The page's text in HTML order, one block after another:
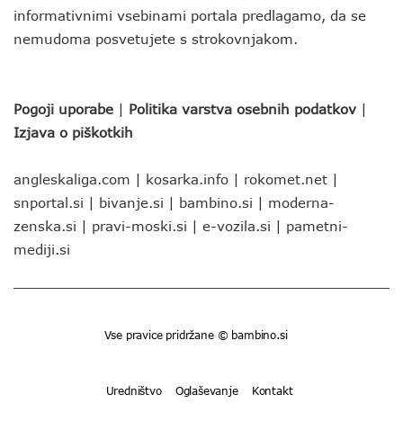
informativnimi vsebinami portala predlagamo, da se
nemudoma posvetujete s strokovnjakom.
Pogoji uporabe | Politika varstva osebnih podatkov |
Izjava o piškotkih
angleskaliga.com | kosarka.info | rokomet.net |
snportal.si | bivanje.si | bambino.si | moderna-
zenska.si | pravi-moski.si | e-vozila.si | pametni-
mediji.si
Vse pravice pridržane © bambino.si
Uredništvo Oglaševanje Kontakt